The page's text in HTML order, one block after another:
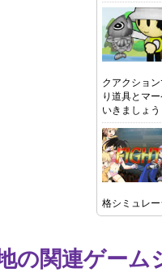
クアクショ
り道具とマ
いきましょ
格シミュレ
の関連ゲーム